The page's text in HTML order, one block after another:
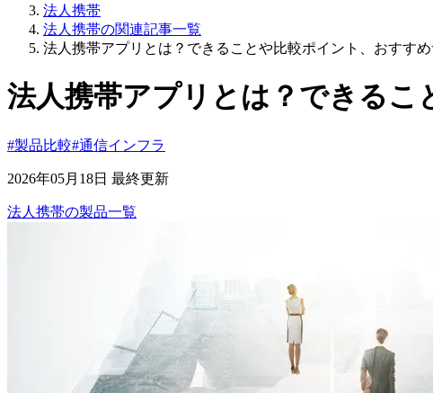
法人携帯
法人携帯の関連記事一覧
法人携帯アプリとは？できることや比較ポイント、おすす
法人携帯アプリとは？できる
#製品比較#通信インフラ
2026年05月18日 最終更新
法人携帯の製品一覧